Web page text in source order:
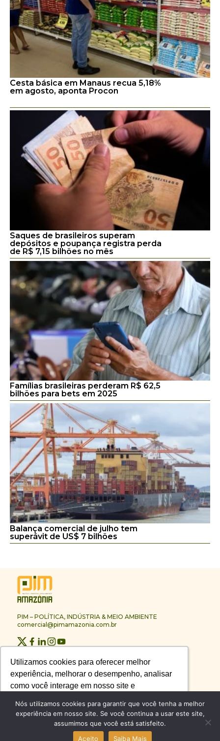
Utilizamos cookies para oferecer melhor
experiência, melhorar o desempenho, analisar
como você interage em nosso site e
Recusar Cookies Aceitar Cookies
Utilizamos cookies para oferecer melhor
experiência, melhorar o desempenho, analisar
como você interage em nosso site e
Recusar Cookies Aceitar Cookies
Cesta básica em Manaus recua 5,18%
em agosto, aponta Procon
Saques de brasileiros superam
depósitos e poupança registra perda
de R$ 7,15 bilhões no mês
Famílias brasileiras perderam R$ 62,5
bilhões para bets em 2025
Balança comercial de julho tem
superávit de US$ 7 bilhões
PIM – POLÍTICA, INDÚSTRIA & MEIO AMBIENTE
comercial@pimamazonia.com.br
Contato
Publicidade
Melhores Empresas
Circuito PIM Amazônia
© PIM – POLÍTICA, INDÚSTRIA & MEIO AMBIENTE 2026
Nós utilizamos cookies para garantir que você tenha a melhor
experiência em nosso site. Se você continua a usar este site,
assumimos que você está satisfeito.
Aceito
Saiba Mais